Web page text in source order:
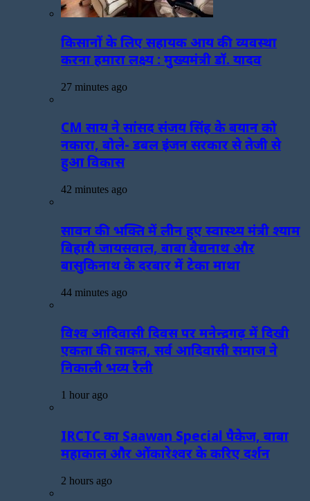
किसानों के लिए सहायक आय की व्यवस्था
करना हमारा लक्ष्य : मुख्यमंत्री डॉ. यादव
27 minutes ago
CM साय ने सांसद संजय सिंह के बयान को
नकारा, बोले- डबल इंजन सरकार से तेजी से
हुआ विकास
42 minutes ago
सावन की भक्ति में लीन हुए स्वास्थ्य मंत्री श्याम
बिहारी जायसवाल, बाबा बैद्यनाथ और
बासुकिनाथ के दरबार में टेका माथा
44 minutes ago
विश्व आदिवासी दिवस पर मनेन्द्रगढ़ में दिखी
एकता की ताकत, सर्व आदिवासी समाज ने
निकाली भव्य रैली
1 hour ago
IRCTC का Saawan Special पैकेज, बाबा
महाकाल और ओंकारेश्वर के करिए दर्शन
2 hours ago